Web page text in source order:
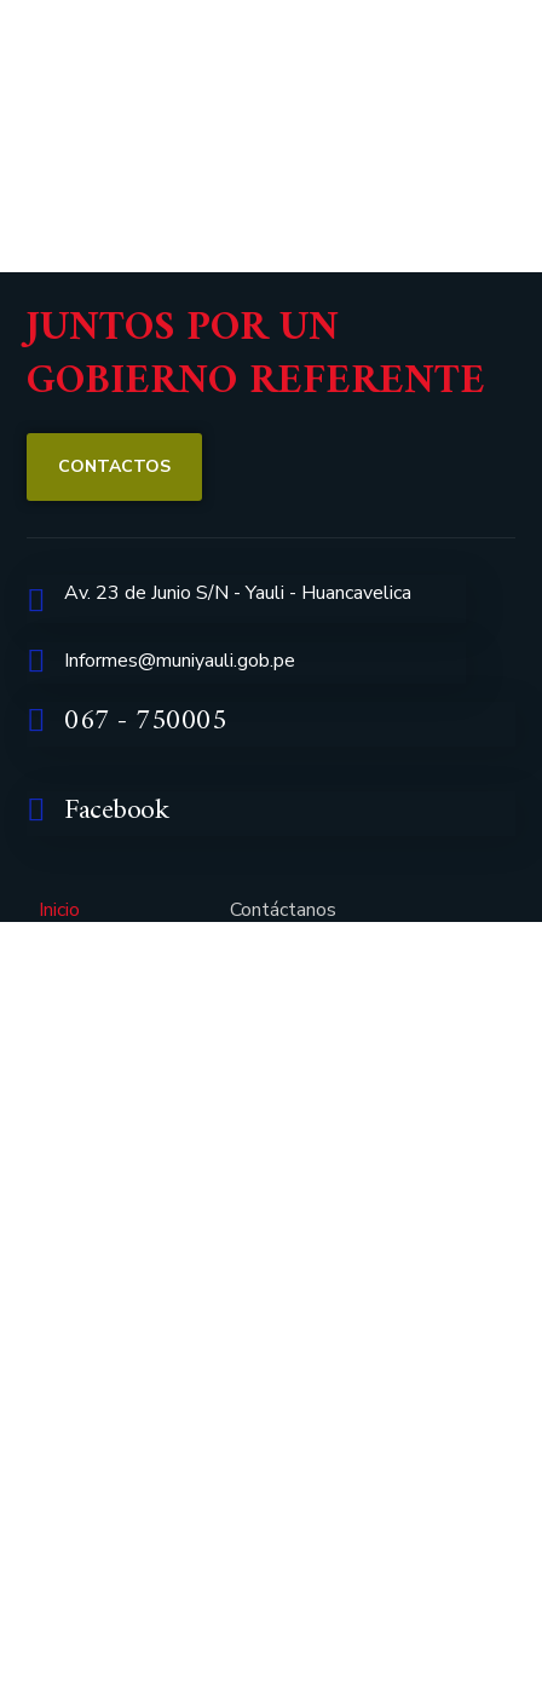
JUNTOS POR UN
GOBIERNO REFERENTE
CONTACTOS
Av. 23 de Junio S/N - Yauli - Huancavelica
Informes@muniyauli.gob.pe
067 - 750005
Facebook
Inicio
Contáctanos